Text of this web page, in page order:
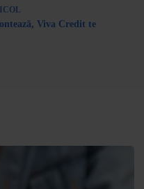
Viva Credit te